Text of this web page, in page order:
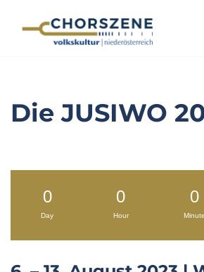
Die JUSIWO
0
Day
0
Hour
0
Minute